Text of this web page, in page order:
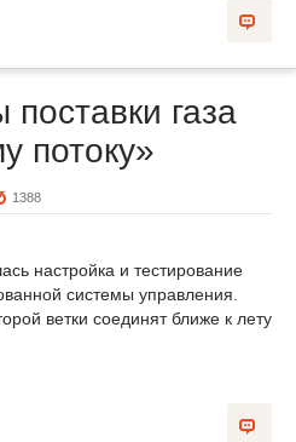
газа
потоку»
1388
настройка и тестирование
системы управления.
ветки соединят ближе к лету